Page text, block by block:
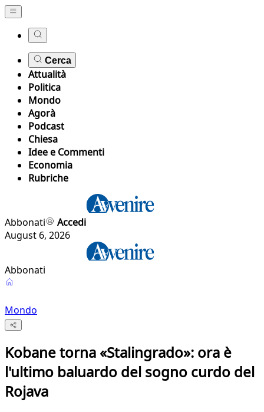
Cerca
Attualità
Politica
Mondo
Agorà
Podcast
Chiesa
Idee e Commenti
Economia
Rubriche
Abbonati
Accedi
August 6, 2026
Abbonati
Mondo
Kobane torna «Stalingrado»: ora è
l'ultimo baluardo del sogno curdo del
Rojava